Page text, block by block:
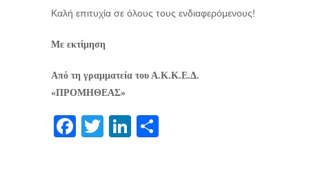
Καλή επιτυχία σε όλους τους ενδιαφερόμενους!
Με εκτίμηση
Από τη γραμματεία του Α.Κ.Κ.Ε.Δ.
«ΠΡΟΜΗΘΕΑΣ»
Facebook
TwitterLinkedIn